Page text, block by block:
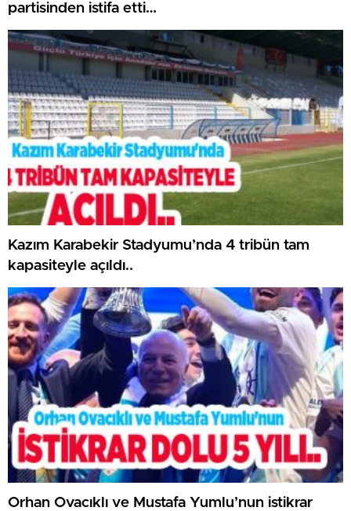
partisinden istifa etti…
Kazım Karabekir Stadyumu’nda 4 tribün tam
kapasiteyle açıldı..
Orhan Ovacıklı ve Mustafa Yumlu’nun istikrar